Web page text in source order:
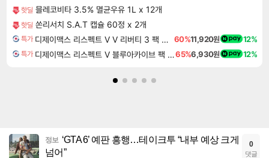
핫딜 믈레코비타 3.5% 멸균우유 1L x 12개
핫딜 쏜리서치 S.A.T 캡슐 60정 x 2개
특가 디제이맥스 리스펙트 V V 리버티 3 팩 DJMAX RESPECT V V Liberty 3 Pack DLC 60%11,920원 12%
특가 디제이맥스 리스펙트 V 블루아카이브 팩 DJMAX RESPECT V Blue Archive Pack DLC65%6,930원 12%
정보 ‘GTA 6’ 예판 흥행…테이크투 “내부 예상 크게
넘어”
0
댓글